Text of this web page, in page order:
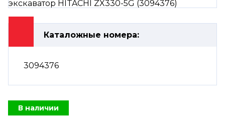
Каталожные номера:
3094376
В наличии